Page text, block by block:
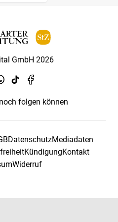
GmbH 2026
folgen können
DatenschutzMediadaten
KündigungKontakt
Widerruf